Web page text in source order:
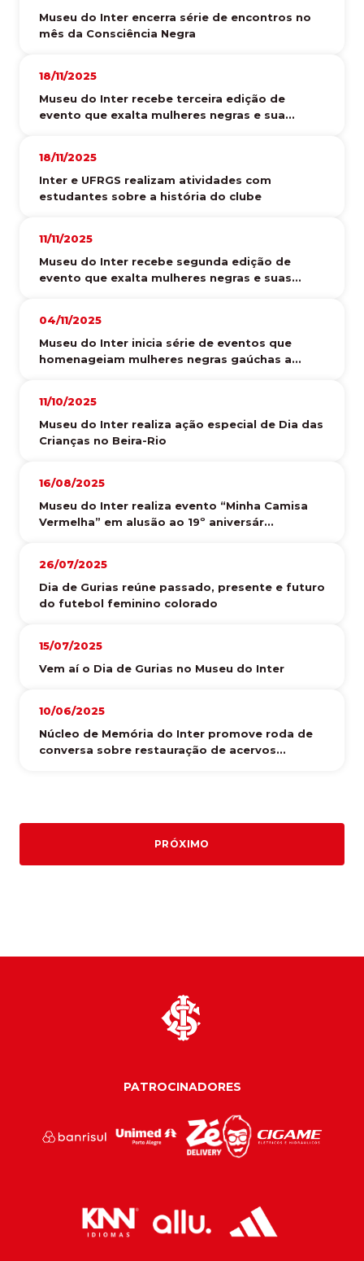
Museu do Inter encerra série de encontros no
mês da Consciência Negra
18/11/2025
Museu do Inter recebe terceira edição de
evento que exalta mulheres negras e sua...
18/11/2025
Inter e UFRGS realizam atividades com
estudantes sobre a história do clube
11/11/2025
Museu do Inter recebe segunda edição de
evento que exalta mulheres negras e suas...
04/11/2025
Museu do Inter inicia série de eventos que
homenageiam mulheres negras gaúchas a...
11/10/2025
Museu do Inter realiza ação especial de Dia das
Crianças no Beira-Rio
16/08/2025
Museu do Inter realiza evento “Minha Camisa
Vermelha” em alusão ao 19º aniversár...
26/07/2025
Dia de Gurias reúne passado, presente e futuro
do futebol feminino colorado
15/07/2025
Vem aí o Dia de Gurias no Museu do Inter
10/06/2025
Núcleo de Memória do Inter promove roda de
conversa sobre restauração de acervos...
PRÓXIMO
PATROCINADORES